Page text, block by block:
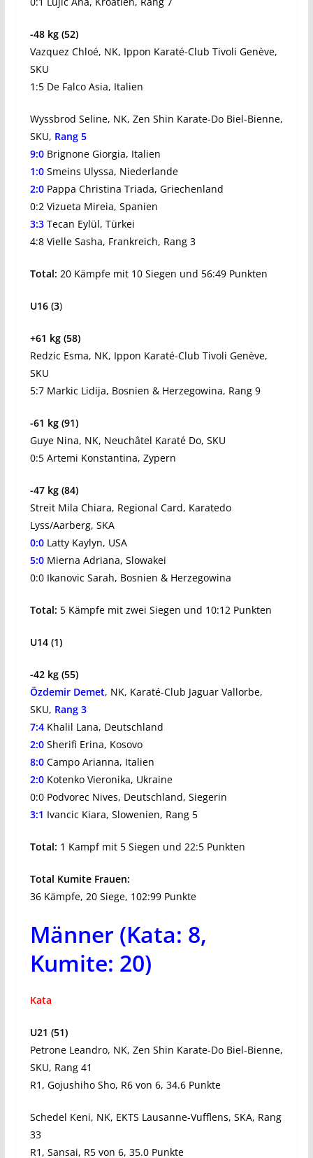
-48 kg (52)
Vazquez Chloé, NK, Ippon Karaté-Club Tivoli Genève,
SKU
1:5 De Falco Asia, Italien
Wyssbrod Seline, NK, Zen Shin Karate-Do Biel-Bienne,
SKU, Rang 5
9:0 Brignone Giorgia, Italien
1:0 Smeins Ulyssa, Niederlande
2:0 Pappa Christina Triada, Griechenland
0:2 Vizueta Mireia, Spanien
3:3 Tecan Eylül, Türkei
4:8 Vielle Sasha, Frankreich, Rang 3
Total: 20 Kämpfe mit 10 Siegen und 56:49 Punkten
U16 (3)
+61 kg (58)
Redzic Esma, NK, Ippon Karaté-Club Tivoli Genève,
SKU
5:7 Markic Lidija, Bosnien & Herzegowina, Rang 9
-61 kg (91)
Guye Nina, NK, Neuchâtel Karaté Do, SKU
0:5 Artemi Konstantina, Zypern
-47 kg (84)
Streit Mila Chiara, Regional Card, Karatedo
Lyss/Aarberg, SKA
0:0 Latty Kaylyn, USA
5:0 Mierna Adriana, Slowakei
0:0 Ikanovic Sarah, Bosnien & Herzegowina
Total: 5 Kämpfe mit zwei Siegen und 10:12 Punkten
U14 (1)
-42 kg (55)
Özdemir Demet, NK, Karaté-Club Jaguar Vallorbe,
SKU, Rang 3
7:4 Khalil Lana, Deutschland
2:0 Sherifi Erina, Kosovo
8:0 Campo Arianna, Italien
2:0 Kotenko Vieronika, Ukraine
0:0 Podvorec Nives, Deutschland, Siegerin
3:1 Ivancic Kiara, Slowenien, Rang 5
Total: 1 Kampf mit 5 Siegen und 22:5 Punkten
Total Kumite Frauen:
36 Kämpfe, 20 Siege, 102:99 Punkte
Männer (Kata: 8,
Kumite: 20)
Kata
U21 (51)
Petrone Leandro, NK, Zen Shin Karate-Do Biel-Bienne,
SKU, Rang 41
R1, Gojushiho Sho, R6 von 6, 34.6 Punkte
Schedel Keni, NK, EKTS Lausanne-Vufflens, SKA, Rang
33
R1, Sansai, R5 von 6, 35.0 Punkte